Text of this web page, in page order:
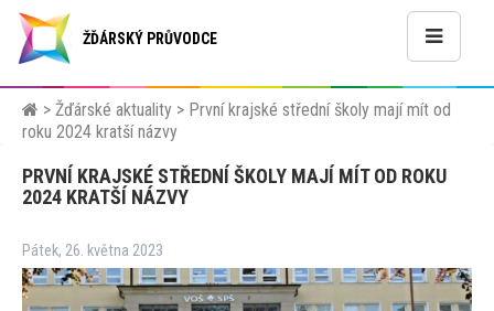
ŽĎÁRSKÝ PRŮVODCE
> Žďárské aktuality > První krajské střední školy mají mít od
roku 2024 kratší názvy
PRVNÍ KRAJSKÉ STŘEDNÍ ŠKOLY MAJÍ MÍT OD ROKU
2024 KRATŠÍ NÁZVY
Pátek, 26. května 2023